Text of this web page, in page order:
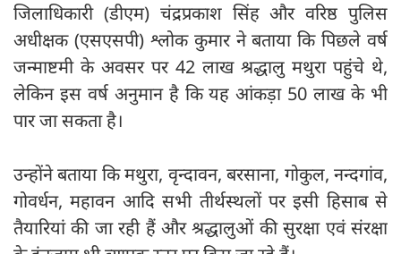
जिलाधिकारी (डीएम) चंद्रप्रकाश सिंह और वरिष्ठ पुलिस
अधीक्षक (एसएसपी) श्लोक कुमार ने बताया कि पिछले वर्ष
जन्माष्टमी के अवसर पर 42 लाख श्रद्धालु मथुरा पहुंचे थे,
लेकिन इस वर्ष अनुमान है कि यह आंकड़ा 50 लाख के भी
पार जा सकता है।
उन्होंने बताया कि मथुरा, वृन्दावन, बरसाना, गोकुल, नन्दगांव,
गोवर्धन, महावन आदि सभी तीर्थस्थलों पर इसी हिसाब से
तैयारियां की जा रही हैं और श्रद्धालुओं की सुरक्षा एवं संरक्षा